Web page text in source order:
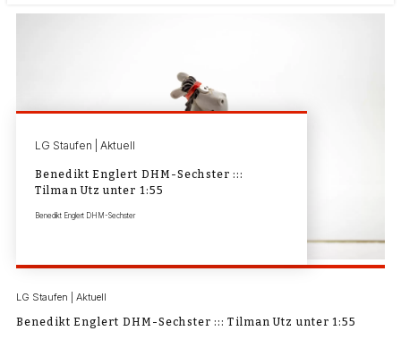
LG Staufen | Aktuell
Benedikt Englert DHM-Sechster :::
Tilman Utz unter 1:55
Benedikt Englert DHM-Sechster
LG Staufen | Aktuell
Benedikt Englert DHM-Sechster ::: Tilman Utz unter 1:55